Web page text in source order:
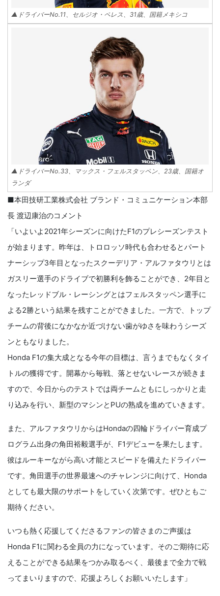
▲ドライバーNo.11、セルジオ・ペレス、31歳、国籍メキシコ
▲ドライバーNo.33、マックス・フェルスタッペン、23歳、国籍オ
ランダ
■本田技研工業株式会社 ブランド・コミュニケーション本部
長 渡辺康治のコメント
「いよいよ2021年シーズンに向けたF1のプレシーズンテスト
が始まります。昨年は、トロロッソ時代も合わせるとパート
ナーシップ3年目となったスクーデリア・アルファタウリとは
ガスリー選手のドライブで初勝利を飾ることができ、2年目と
なったレッドブル・レーシングとはフェルスタッペン選手に
よる2勝という結果を残すことができました。一方で、トップ
チームの背後になかなか近づけない歯がゆさを味わうシーズ
ンともなりました。
Honda F1の集大成となる今年の目標は、言うまでもなくタイ
トルの獲得です。開幕から毎戦、落とせないレースが続きま
すので、今日からのテストでは両チームともにしっかりと走
り込みを行い、新型のマシンとPUの熟成を進めていきます。
また、アルファタウリからはHondaの四輪ドライバー育成プ
ログラム出身の角田裕毅選手が、F1デビューを果たします。
彼はルーキーながら高い才能とスピードを備えたドライバー
です。角田選手の世界最速へのチャレンジに向けて、Honda
としても最大限のサポートをしていく次第です。ぜひともご
期待ください。
いつも熱く応援してくださるファンの皆さまのご声援は
Honda F1に関わる全員の力になっています。そのご期待に応
えることができる結果をつかみ取るべく、最後まで全力で戦
ってまいりますので、応援よろしくお願いいたします」